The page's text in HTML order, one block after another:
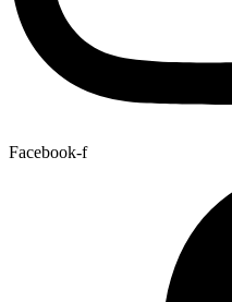
Facebook-f